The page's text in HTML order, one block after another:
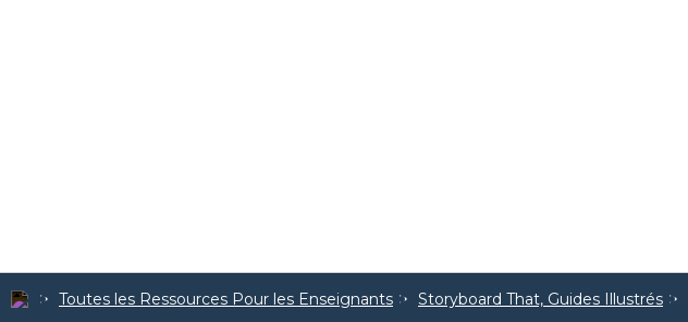
Toutes les Ressources Pour les Enseignants Storyboard That, Guides Illustrés